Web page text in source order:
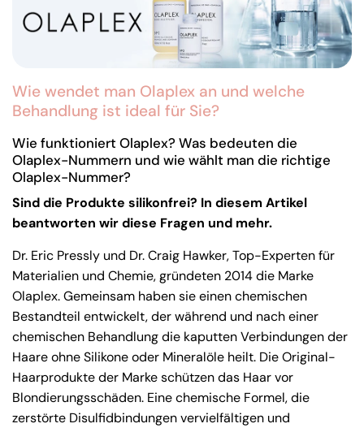
Wie wendet man Olaplex an und welche
Behandlung ist ideal für Sie?
Wie funktioniert Olaplex? Was bedeuten die
Olaplex-Nummern und wie wählt man die richtige
Olaplex-Nummer?
Sind die Produkte silikonfrei? In diesem Artikel
beantworten wir diese Fragen und mehr.
Dr. Eric Pressly und Dr. Craig Hawker, Top-Experten für
Materialien und Chemie, gründeten 2014 die Marke
Olaplex. Gemeinsam haben sie einen chemischen
Bestandteil entwickelt, der während und nach einer
chemischen Behandlung die kaputten Verbindungen der
Haare ohne Silikone oder Mineralöle heilt. Die Original-
Haarprodukte der Marke schützen das Haar vor
Blondierungsschäden. Eine chemische Formel, die
zerstörte Disulfidbindungen vervielfältigen und